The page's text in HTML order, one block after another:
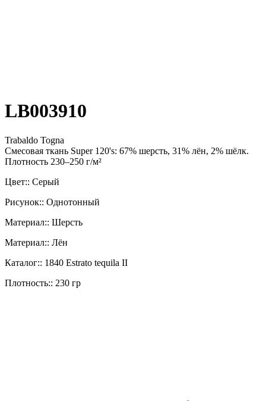
LB003910
Trabaldo Togna
Смесовая ткань Super 120's: 67% шерсть, 31% лён, 2% шёлк.
Плотность 230–250 г/м²
Цвет:: Серый
Рисунок:: Однотонный
Материал:: Шерсть
Материал:: Лён
Каталог:: 1840 Estrato tequila II
Плотность:: 230 гр